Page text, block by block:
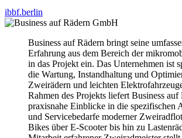
ibbf.berlin
Business auf Rädern bringt seine
Erfahrung aus dem Bereich der
in das Projekt ein. Das Unternehmen ist
die Wartung, Instandhaltung und
Zweirädern und leichten
Rahmen des Projekts liefert Business auf
praxisnahe Einblicke in die spezifischen
und Servicebedarfe moderner
Bikes über E-Scooter bis hin zu